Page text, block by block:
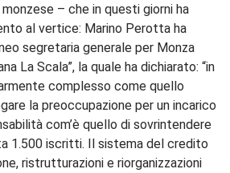
– che in questi giorni ha
al vertice: Marino Perotta ha
segretaria generale per Monza
La Scala”, la quale ha dichiarato: “in
complesso come quello
la preoccupazione per un incarico
com’è quello di sovrintendere
1.500 iscritti. Il sistema del credito
ristrutturazioni e riorganizzazioni